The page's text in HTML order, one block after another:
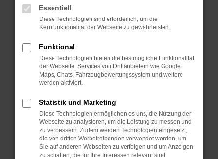
Manche Erweiterungen, wie Werbeblocker,
können das Laden bestimmter Seiten
verhindern. Funktioniert die Seite in einem
Fenster?
Starte dein Gerät neu.
Das kann manchmal helfen, vorübergehende
Probleme zu beheben.
Stelle sicher, dass dein Browser und dein
Betriebssystem auf dem neuesten Stand
sind.
Veraltete Software birgt nicht nur ein
Sicherheitsrisiko, sondern kann auch dazu
führen, dass bestimmte Funktionen nicht mehr
Essentiell
Diese Technologien sind erforderlich, um die
Kernfunktionalität der Webseite zu gewährleisten.
Funktional
Diese Technologien bieten die bestmögliche Funktionalität
der Webseite. Services von Drittanbietern wie Google
Maps, Chats, Fahrzeugbewertungssystem und weitere
werden aktiviert.
Statistik und Marketing
Diese Technologien ermöglichen es uns, die Nutzung der
Webseite zu analysieren, um die Leistung zu messen und
zu verbessern. Zudem werden Technologien eingesetzt,
die von dritten Werbetreibenden verwendet werden, um
Sie auf anderen Webseiten zu verfolgen und um Anzeigen
zu schalten, die für Ihre Interessen relevant sind.